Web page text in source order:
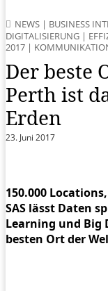
NEWS | BUSINESS
DIGITALISIERUNG |
2017 |
Der beste
Perth ist
Erden
23. Juni 2017
150.000
SAS lässt Daten
Learning und Big
besten Ort der